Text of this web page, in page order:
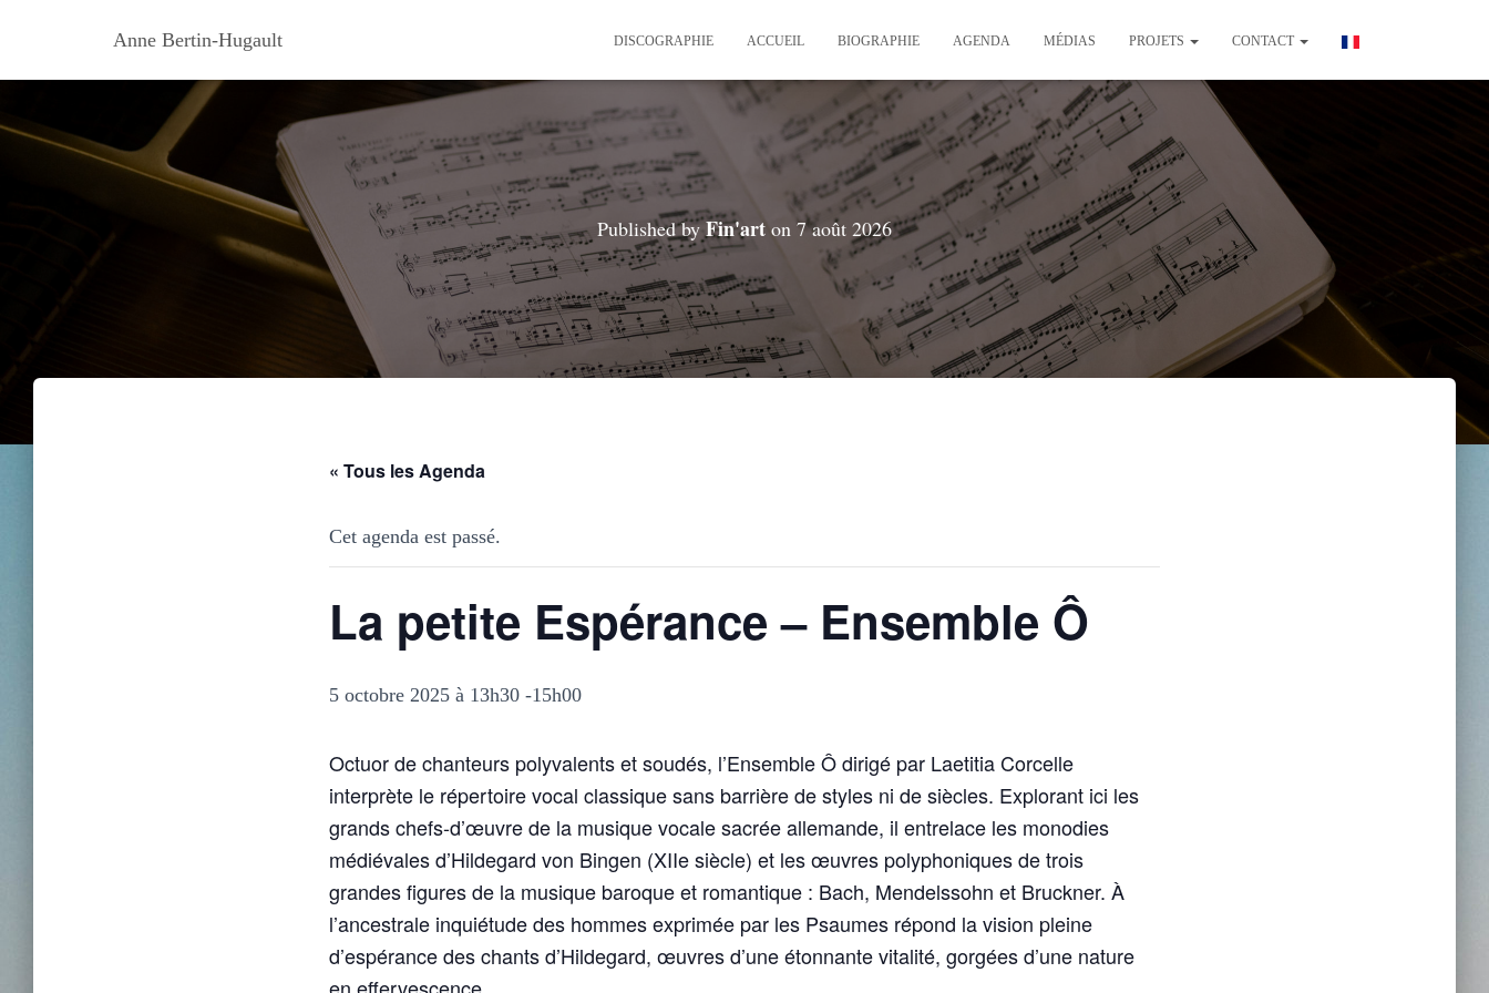
Anne Bertin-Hugault DISCOGRAPHIE ACCUEIL BIOGRAPHIE AGENDA MÉDIAS PROJETS CONTACT
Published byFin'art on 7 août 2026
« Tous les Agenda
Cet agenda est passé.
La petite Espérance – Ensemble Ô
5 octobre 2025 à 13h30 -15h00
Octuor de chanteurs polyvalents et soudés, l’Ensemble Ô dirigé par Laetitia Corcelle
interprète le répertoire vocal classique sans barrière de styles ni de siècles. Explorant ici les
grands chefs-d’œuvre de la musique vocale sacrée allemande, il entrelace les monodies
médiévales d’Hildegard von Bingen (XIIe siècle) et les œuvres polyphoniques de trois
grandes figures de la musique baroque et romantique : Bach, Mendelssohn et Bruckner. À
l’ancestrale inquiétude des hommes exprimée par les Psaumes répond la vision pleine
d’espérance des chants d’Hildegard, œuvres d’une étonnante vitalité, gorgées d’une nature